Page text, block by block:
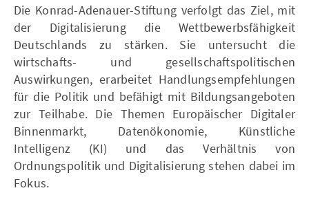
Die Konrad-Adenauer-Stiftung verfolgt das Ziel, mit
der Digitalisierung die Wettbewerbsfähigkeit
Deutschlands zu stärken. Sie untersucht die
wirtschafts- und gesellschaftspolitischen
Auswirkungen, erarbeitet Handlungsempfehlungen
für die Politik und befähigt mit Bildungsangeboten
zur Teilhabe. Die Themen Europäischer Digitaler
Binnenmarkt, Datenökonomie, Künstliche
Intelligenz (KI) und das Verhältnis von
Ordnungspolitik und Digitalisierung stehen dabei im
Fokus.